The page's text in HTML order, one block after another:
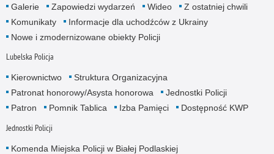
Galerie Zapowiedzi wydarzeń Wideo
Z ostatniej chwili
Komunikaty
Informacje dla uchodźców z Ukrainy
Nowe i zmodernizowane obiekty Policji
Lubelska Policja
Kierownictwo
Struktura Organizacyjna
Patronat honorowy/Asysta honorowa
Jednostki Policji
Patron
Pomnik Tablica Izba Pamięci Dostępność KWP
Jednostki Policji
Komenda Miejska Policji w Białej Podlaskiej